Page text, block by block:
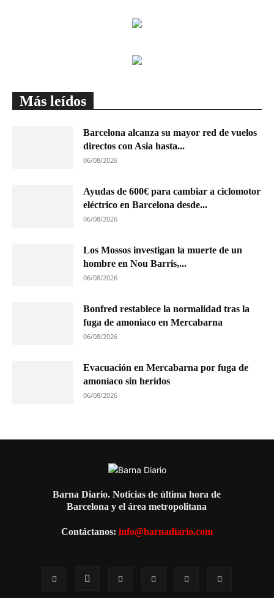
Más leídos
Barcelona alcanza su mayor red de vuelos
directos con Asia hasta...
06/08/2026
Ayudas de 600€ para cambiar a ciclomotor
eléctrico en Barcelona desde...
06/08/2026
Los Mossos investigan la muerte de un
hombre en Nou Barris,...
06/08/2026
Bonfred restablece la normalidad tras la
fuga de amoniaco en Mercabarna
06/08/2026
Evacuación en Mercabarna por fuga de
amoníaco sin heridos
06/08/2026
Barna Diario. Noticias de última hora de
Barcelona y el área metropolitana
Contáctanos: info@barnadiario.com